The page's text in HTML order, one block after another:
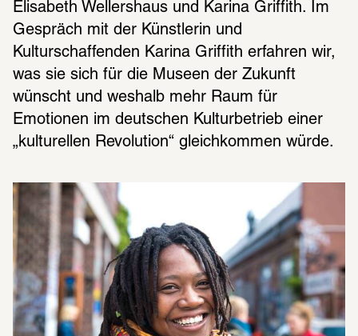
Elisabeth Wellershaus und Karina Griffith. Im
Gespräch mit der Künstlerin und
Kulturschaffenden Karina Griffith erfahren wir,
was sie sich für die Museen der Zukunft
wünscht und weshalb mehr Raum für
Emotionen im deutschen Kulturbetrieb einer
„kulturellen Revolution“ gleichkommen würde.